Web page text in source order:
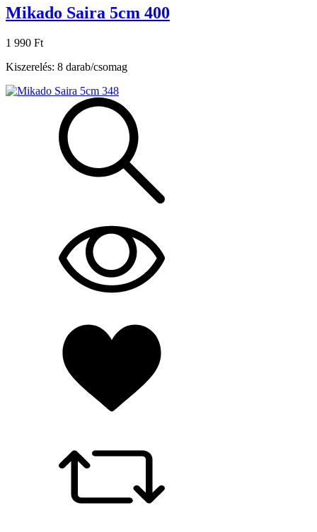
Mikado Saira 5cm 400
1 990 Ft
Kiszerelés: 8 darab/csomag